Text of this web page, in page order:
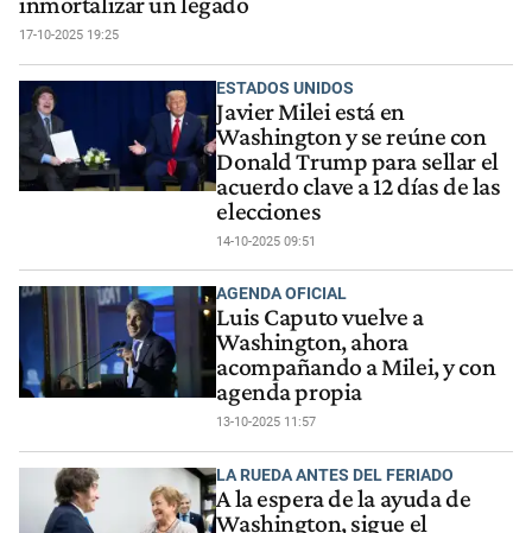
17-10-2025 19:25
ESTADOS UNIDOS
Javier Milei está en
Washington y se reúne con
Donald Trump para sellar el
acuerdo clave a 12 días de las
elecciones
14-10-2025 09:51
AGENDA OFICIAL
Luis Caputo vuelve a
Washington, ahora
acompañando a Milei, y con
agenda propia
13-10-2025 11:57
LA RUEDA ANTES DEL FERIADO
A la espera de la ayuda de
Washington, sigue el